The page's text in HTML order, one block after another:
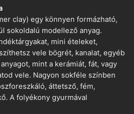
clay) egy könnyen formázható,
sokoldalú modellező anyag.
mini ételeket,
vele bögrét, kanalat, egyéb
mint a kerámiát, fát, vagy
vele. Nagyon sokféle színben
áttetsző, fém,
A folyékony gyurmával